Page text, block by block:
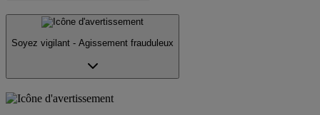
Soyez vigilant - Agissement frauduleux